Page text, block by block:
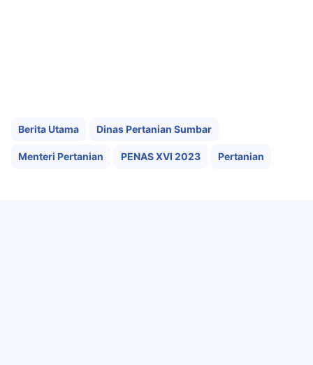
Berita Utama Dinas Pertanian Sumbar
Menteri Pertanian PENAS XVI 2023 Pertanian